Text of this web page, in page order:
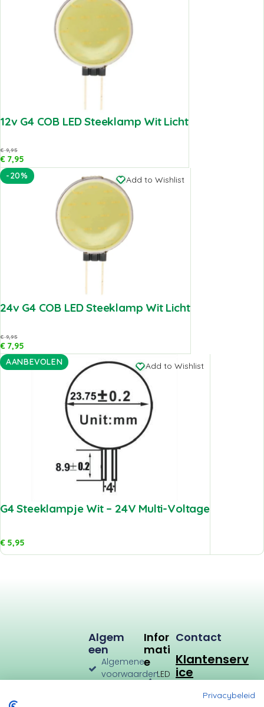
12v G4 COB LED Steeklamp Wit Licht
€9,95
€7,95
-20%
Add to Wishlist
24v G4 COB LED Steeklamp Wit Licht
€9,95
€7,95
AANBEVOLEN
Add to Wishlist
G4 Steeklampje Wit – 24V Multi-Voltage
€5,95
Infor
Mati
E
LED
Algem
Een
Algemene
voorwaarden
Contact
Klantenserv
ice
Privacybeleid